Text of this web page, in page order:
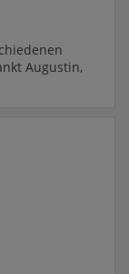
Augustin,